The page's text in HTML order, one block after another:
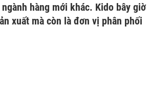
hàng mới khác. Kido bây giờ
xuất mà còn là đơn vị phân phối